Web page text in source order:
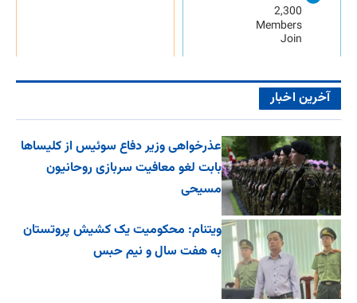
2,300
Members
Join
آخرین اخبار
عذرخواهی وزیر دفاع سوئیس از کلیساها
بابت لغو معافیت سربازی روحانیون
مسیحی
ویتنام: محکومیت یک کشیش پروتستان
به هفت سال و نیم حبس